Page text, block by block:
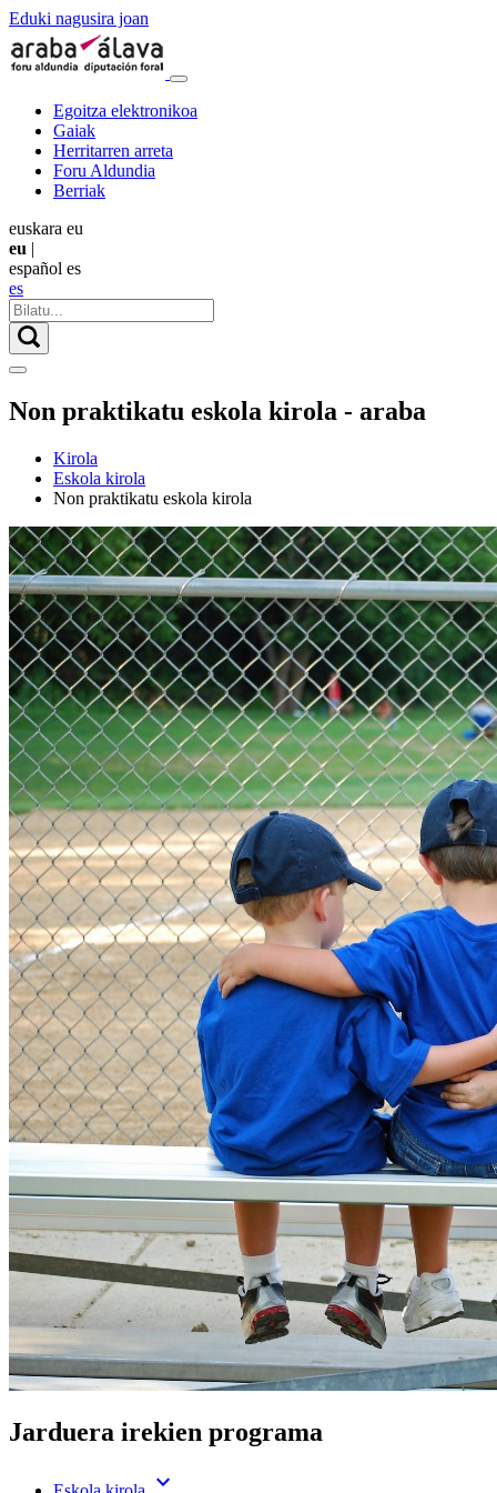
Eduki nagusira joan
Egoitza elektronikoa
Gaiak
Herritarren arreta
Foru Aldundia
Berriak
euskara eu
eu |
español es
es
Non praktikatu eskola kirola - araba
Kirola
Eskola kirola
Non praktikatu eskola kirola
Jarduera irekien programa
expand_more